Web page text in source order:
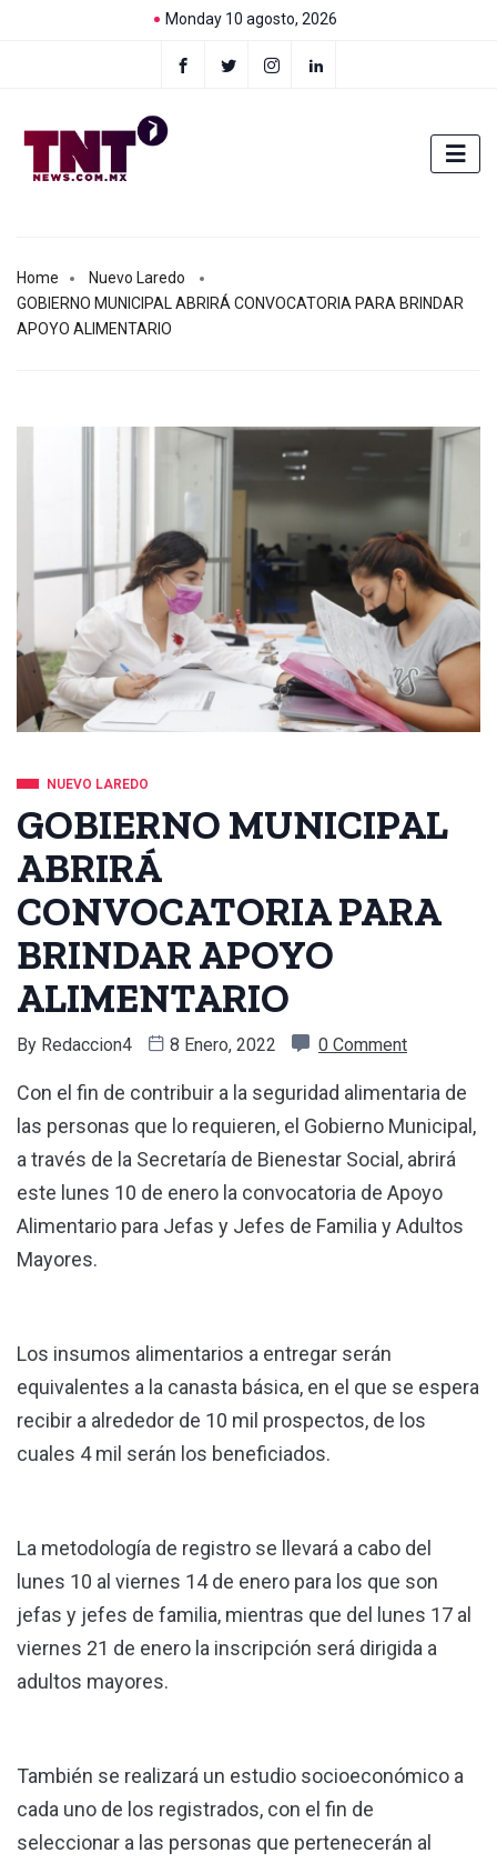
Monday 10 agosto, 2026
Home
Nuevo Laredo
GOBIERNO MUNICIPAL ABRIRÁ CONVOCATORIA PARA BRINDAR
APOYO ALIMENTARIO
NUEVO LAREDO
GOBIERNO MUNICIPAL
ABRIRÁ
CONVOCATORIA PARA
BRINDAR APOYO
ALIMENTARIO
By Redaccion4 8 Enero, 2022 0 Comment
Con el fin de contribuir a la seguridad alimentaria de
las personas que lo requieren, el Gobierno Municipal,
a través de la Secretaría de Bienestar Social, abrirá
este lunes 10 de enero la convocatoria de Apoyo
Alimentario para Jefas y Jefes de Familia y Adultos
Mayores.
Los insumos alimentarios a entregar serán
equivalentes a la canasta básica, en el que se espera
recibir a alrededor de 10 mil prospectos, de los
cuales 4 mil serán los beneficiados.
La metodología de registro se llevará a cabo del
lunes 10 al viernes 14 de enero para los que son
jefas y jefes de familia, mientras que del lunes 17 al
viernes 21 de enero la inscripción será dirigida a
adultos mayores.
También se realizará un estudio socioeconómico a
cada uno de los registrados, con el fin de
seleccionar a las personas que pertenecerán al